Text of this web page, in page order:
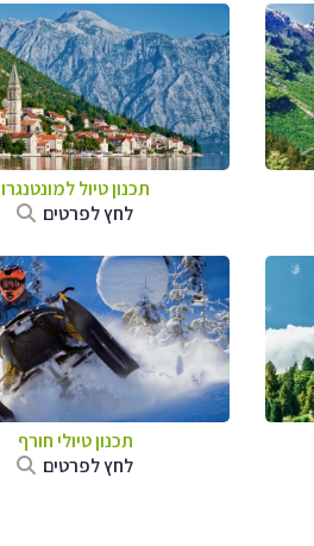
תכנון טיול למונטנגרו
לחץ לפרטים
תכנון טיולי חורף
לחץ לפרטים